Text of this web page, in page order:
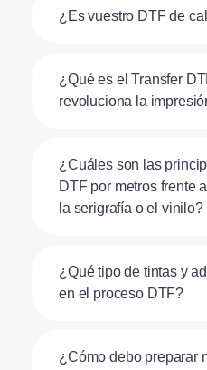
¿Es vuestro DTF de
¿Qué es el Transfer
revoluciona la
¿Cuáles son las
DTF por metros frente
la serigrafía o el vinilo?
¿Qué tipo de tintas y
en el proceso DTF?
¿Cómo debo preparar